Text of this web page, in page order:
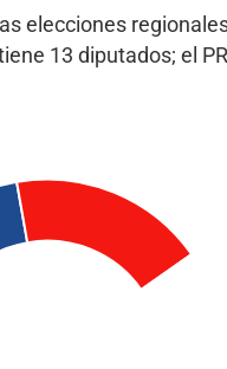
elecciones
13 diputados; el